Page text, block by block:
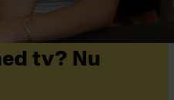
tv? Nu